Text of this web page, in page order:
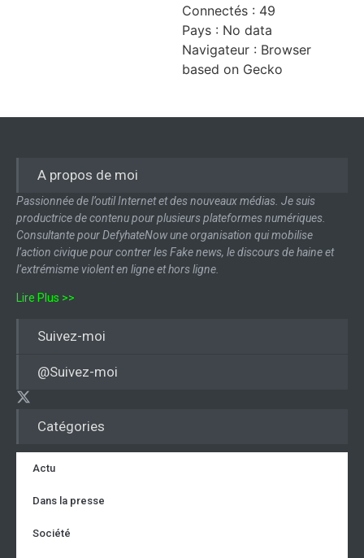
Connectés : 49
Pays : No data
Navigateur : Browser
based on Gecko
Catégories
Actu
Dans la presse
Société
A propos de moi
Passionnée de l’outil Internet et des nouveaux médias. Je suis
productrice de contenu pour plusieurs plateformes numériques.
Consultante pour DefyhateNow une organisation qui mobilise
l’action civique pour contrer les Fake news, le discours de haine et
l’extrémisme violent en ligne et hors ligne.
Lire Plus >>
Suivez-moi
@Suivez-moi